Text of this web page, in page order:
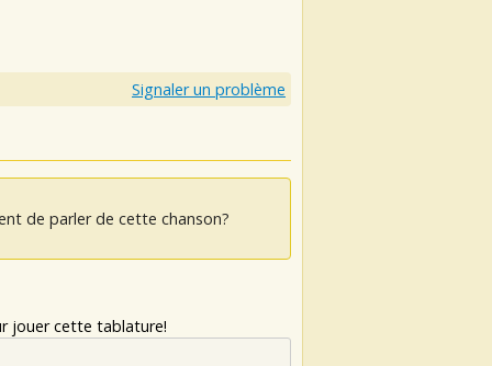
Signaler un problème
de parler de cette chanson?
jouer cette tablature!